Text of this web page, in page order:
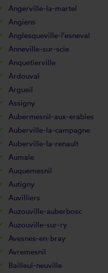
Angerville-la-martel
Angiens
Anglesqueville-l'esneval
Anneville-sur-scie
Anquetierville
Ardouval
Argueil
Assigny
Aubermesnil-aux-erables
Auberville-la-campagne
Auberville-la-renault
Aumale
Auquemesnil
Autigny
Auvilliers
Auzouville-auberbosc
Auzouville-sur-ry
Avesnes-en-bray
Avremesnil
Bailleul-neuville